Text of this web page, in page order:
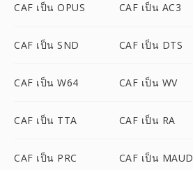
CAF เป็น OPUS CAF เป็น AC3
CAF เป็น SND CAF เป็น DTS
CAF เป็น W64 CAF เป็น WV
CAF เป็น TTA CAF เป็น RA
CAF เป็น PRC CAF เป็น MAUD